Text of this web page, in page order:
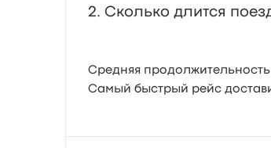
Сколько длится
Средняя
Самый быстрый рейс